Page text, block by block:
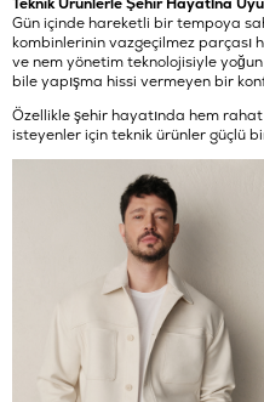
Gün içinde hareketli bir tempoya
kombinlerinin vazgeçilmez parçası
ve nem yönetim teknolojisiyle
bile yapışma hissi vermeyen bir
Özellikle şehir hayatında hem
isteyenler için teknik ürünler güçlü